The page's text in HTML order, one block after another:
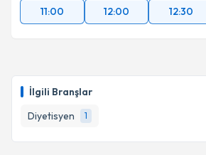
İlgili Branşlar
Diyetisyen
1
11:00
12:00 12:30